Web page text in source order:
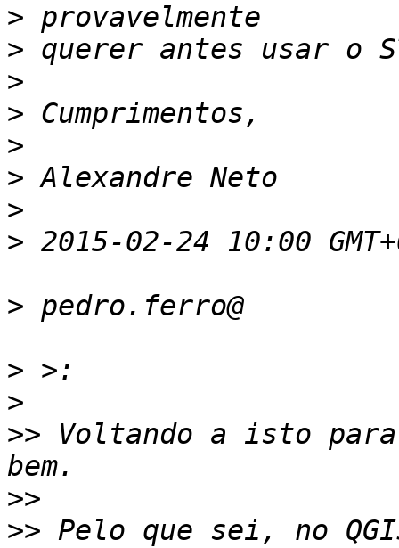
>
>
>
>
>
>
>
>
>
>
>
>> Voltando a isto
>>
>> Pelo que sei, no